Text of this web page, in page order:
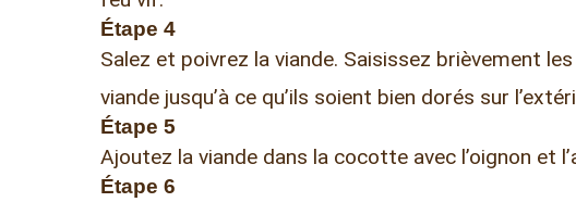
Étape 4
Salez et poivrez la viande. Saisissez brièvement
viande jusqu’à ce qu’ils soient bien dorés sur
Étape 5
Ajoutez la viande dans la cocotte avec l’oignon et
Étape 6